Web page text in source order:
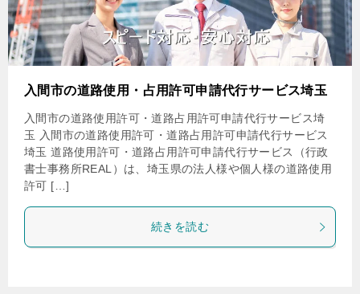
入間市の道路使用・占用許可申請代行サービス埼玉
入間市の道路使用許可・道路占用許可申請代行サービス埼
玉 入間市の道路使用許可・道路占用許可申請代行サービス
埼玉 道路使用許可・道路占用許可申請代行サービス（行政
書士事務所REAL）は、埼玉県の法人様や個人様の道路使用
許可 […]
続きを読む